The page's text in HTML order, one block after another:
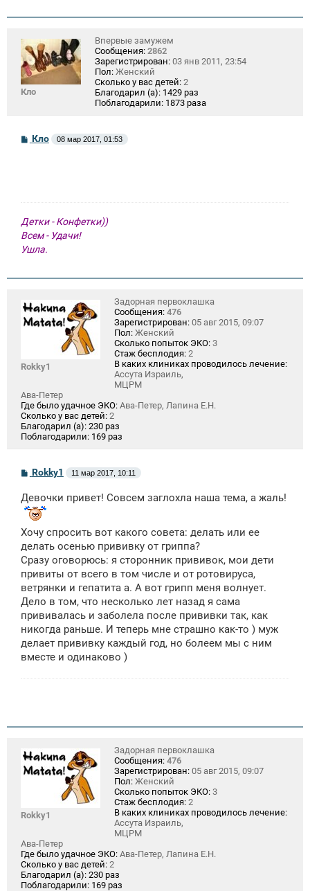
Кло
Впервые замужем
Сообщения: 2862
Зарегистрирован: 03 янв 2011, 23:54
Пол: Женский
Сколько у вас детей: 2
Благодарил (а): 1429 раз
Поблагодарили: 1873 раза
СКло 08 мар 2017, 01:53
Детки - Конфетки))
Всем - Удачи!
Ушла.
Rokky1
Задорная первоклашка
Сообщения: 476
Зарегистрирован: 05 авг 2015, 09:07
Пол: Женский
Сколько попыток ЭКО: 3
Стаж бесплодия: 2
В каких клиниках проводилось лечение:
Ассута Израиль,
МЦРМ
Ава-Петер
Где было удачное ЭКО: Ава-Петер, Лапина Е.Н.
Сколько у вас детей: 2
Благодарил (а): 230 раз
Поблагодарили: 169 раз
С
о
б
щ
е
н
и
е
Rokky1 11 мар 2017, 10:11
Девочки привет! Совсем заглохла наша тема, а жаль!
Хочу спросить вот какого совета: делать или ее
делать осенью прививку от гриппа?
Сразу оговорюсь: я сторонник прививок, мои дети
привиты от всего в том числе и от ротовируса,
ветрянки и гепатита а. А вот грипп меня волнует.
Дело в том, что несколько лет назад я сама
прививалась и заболела после прививки так, как
никогда раньше. И теперь мне страшно как-то ) муж
делает прививку каждый год, но болеем мы с ним
вместе и одинаково )
Rokky1
Задорная первоклашка
Сообщения: 476
Зарегистрирован: 05 авг 2015, 09:07
Пол: Женский
Сколько попыток ЭКО: 3
Стаж бесплодия: 2
В каких клиниках проводилось лечение:
Ассута Израиль,
МЦРМ
Ава-Петер
Где было удачное ЭКО: Ава-Петер, Лапина Е.Н.
Сколько у вас детей: 2
Благодарил (а): 230 раз
Поблагодарили: 169 раз